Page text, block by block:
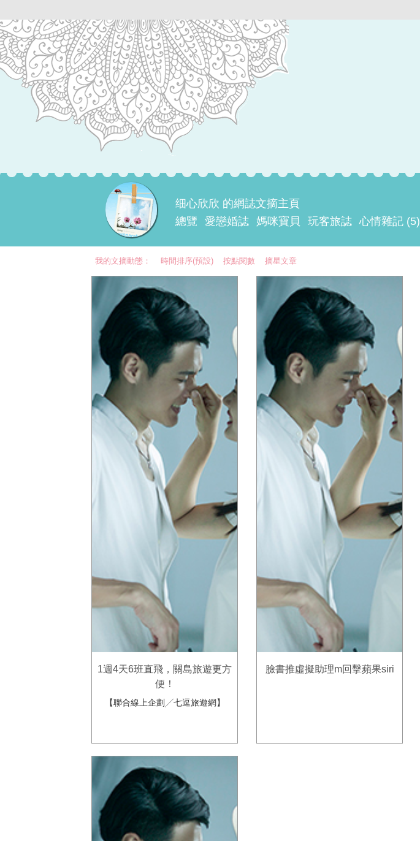
细心欣欣 的網誌文摘主頁
總覽
愛戀婚誌 媽咪寶貝 玩客旅誌 心情雜記 (5)
我的文摘動態： 時間排序(預設) 按點閱數 摘星文章
1週4天6班直飛，關島旅遊更方
便！
【聯合線上企劃╱七逗旅遊網】
臉書推虛擬助理m回擊蘋果siri